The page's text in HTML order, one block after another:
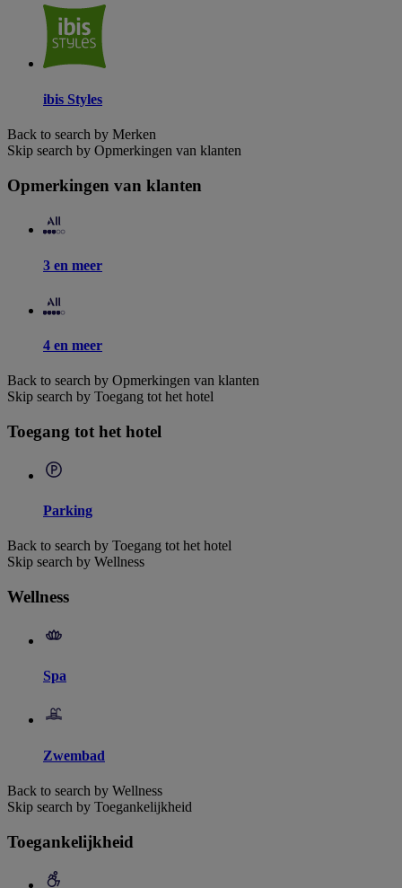
ibis Styles
Back to search by Merken
Skip search by Opmerkingen van klanten
Opmerkingen van klanten
3 en meer
4 en meer
Back to search by Opmerkingen van klanten
Skip search by Toegang tot het hotel
Toegang tot het hotel
Parking
Back to search by Toegang tot het hotel
Skip search by Wellness
Wellness
Spa
Zwembad
Back to search by Wellness
Skip search by Toegankelijkheid
Toegankelijkheid